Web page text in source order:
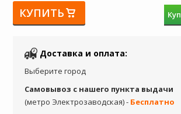
КУПИТЬ
Доставка и оплата:
Выберите город
Самовывоз с нашего пункта выдачи
(метро Электрозаводская) - Бесплатно